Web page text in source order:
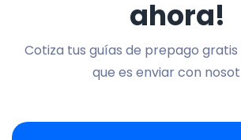
ahora!
Cotiza tus guías de prepago
que es enviar con